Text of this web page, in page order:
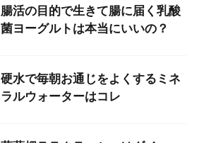
腸活の目的で生きて腸に届く乳酸
菌ヨーグルトは本当にいいの？
硬水で毎朝お通じをよくするミネ
ラルウォーターはコレ